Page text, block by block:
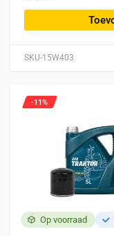
SKU-15W403
Op voorraad
-11%